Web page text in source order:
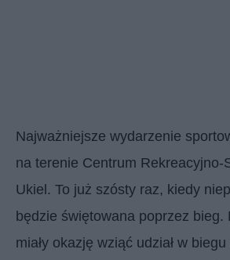
Najważniejsze wydarzenie
na terenie Centrum Rekreacyjno-
Ukiel. To już szósty raz, kiedy
będzie świętowana poprzez bieg.
miały okazję wziąć udział w